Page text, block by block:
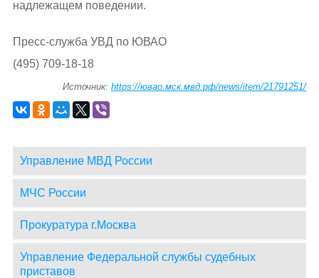
надлежащем поведении.
Пресс-служба УВД по ЮВАО
(495) 709-18-18
Источник:https://ювао.мск.мвд.рф/news/item/21791251/
Управление МВД России
МЧС России
Прокуратура г.Москва
Управление Федеральной службы судебных
приставов